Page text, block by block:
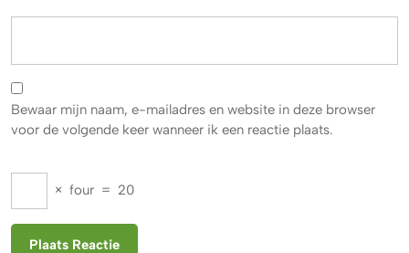
Bewaar mijn naam, e-mailadres en website in deze browser
voor de volgende keer wanneer ik een reactie plaats.
× four = 20